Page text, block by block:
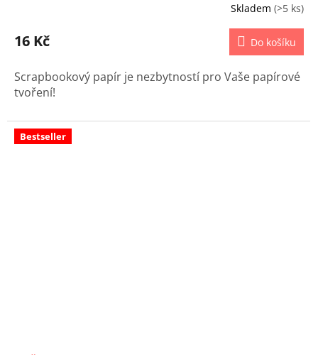
Skladem (>5 ks)
16 Kč Do košíku
Scrapbookový papír je nezbytností pro Vaše papírové
tvoření!
Bestseller